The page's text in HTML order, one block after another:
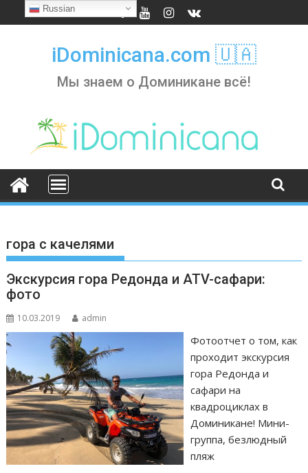
to
iDominicana.com 🇺🇦
Мы знаем о Доминикане всё!
гора с качелями
Экскурсия гора Редонда и ATV-сафари:
фото
10.03.2019 admin
Фотоотчет о том, как
проходит экскурсия
гора Редонда и
сафари на
квадроциклах в
Доминикане! Мини-
группа, безлюдный
пляж
Russian